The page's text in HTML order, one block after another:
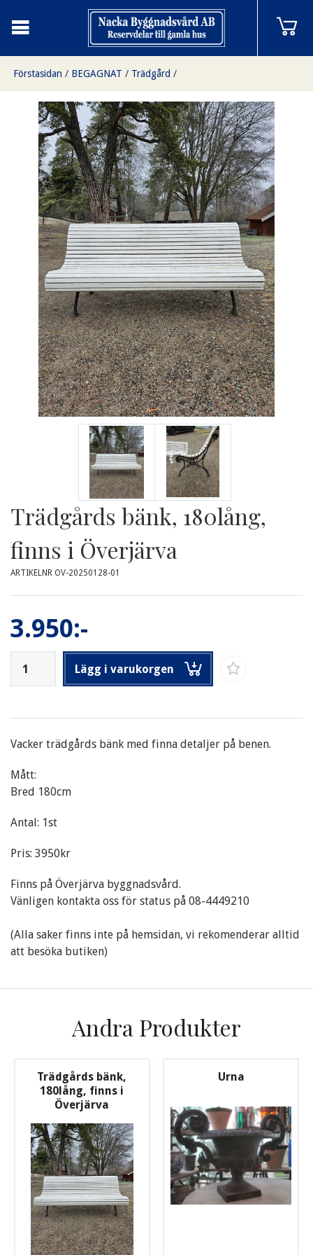
Förstasidan / BEGAGNAT / Trädgård /
Trädgårds bänk, 180lång, finns i Överjärva
Trädgårds bänk, 180lång,
finns i Överjärva
ARTIKELNR OV-20250128-01
3.950:-
Lägg i varukorgen
Vacker trädgårds bänk med finna detaljer på benen.
Mått:
Bred 180cm
Antal: 1st
Pris: 3950kr
Finns på Överjärva byggnadsvård.
Vänligen kontakta oss för status på 08-4449210
(Alla saker finns inte på hemsidan, vi rekomenderar alltid
att besöka butiken)
Andra Produkter
Trädgårds bänk,
180lång, finns i
Överjärva
Urna